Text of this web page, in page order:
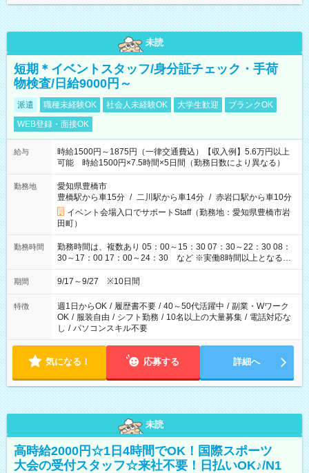
未読
短期＊イベントスタッフ/身分証チェック・手荷
物検査/日給9000円～
派遣 職種未経験OK 社会人未経験OK 大学生歓迎
ブランクOK
WEB登録・面接OK
給与
時給1500円～1875円（一律交通費込）【収入例】5.6万円以上
可能 時給1500円×7.5時間×5日間（勤務日数により異なる）
勤務地
愛知県豊橋市
豊橋駅から車15分 / 二川駅から車14分 / 赤岩口駅から車10分
イベント会場入口でサポートStaff（勤務地：愛知県豊橋市岩
田町）
勤務時間
勤務時間は、複数あり 05：00～15：30 07：30～22：30 08：
30～17：00 17：00～24：30 など ※実働8時間以上となる勤
務もあります。 【休憩】60分+他休憩あり 交替で取得します。
安全面に配慮しこまめな休憩があります。
期間 9/17～9/27 ※10日間
特徴 週1日からOK / 履歴書不要 / 40～50代活躍中 / 副業・Wワーク
OK / 服装自由 / シフト勤務 / 10名以上の大量募集 / 電話対応な
し / パソコンスキル不要
気になる！ 応募する 詳細へ
未読
高時給2000円☆1日4時間でOK！国際スポーツ
大会の受付スタッフ☆来社不要！日払いOK♪/N1